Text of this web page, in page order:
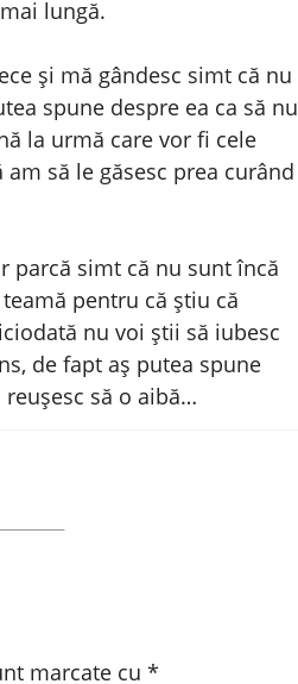
lungă.
și mă gândesc simt că nu
spune despre ea ca să nu
la urmă care vor fi cele
să le găsesc prea curând
parcă simt că nu sunt încă
pentru că știu că
nu voi știi să iubesc
de fapt aș putea spune
să o aibă…
marcate cu *